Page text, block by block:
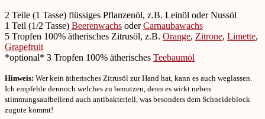
2 Teile (1 Tasse) flüssiges Pflanzenöl, z.B. Leinöl oder Nussöl
1 Teil (1/2 Tasse) Beerenwachs oderCarnaubawachs
5 Tropfen 100% ätherisches Zitrusöl, z.B. Orange, Zitrone, Limette,
Grapefruit
*optional* 3 Tropfen 100% ätherisches Teebaumöl
Hinweis: Wer kein ätherisches Zitrusöl zur Hand hat, kann es auch weglassen.
Ich empfehle dennoch welches zu benutzen, denn es wirkt neben
stimmungsaufhellend auch antibakteriell, was besonders dem Schneideblock
zugute kommt!